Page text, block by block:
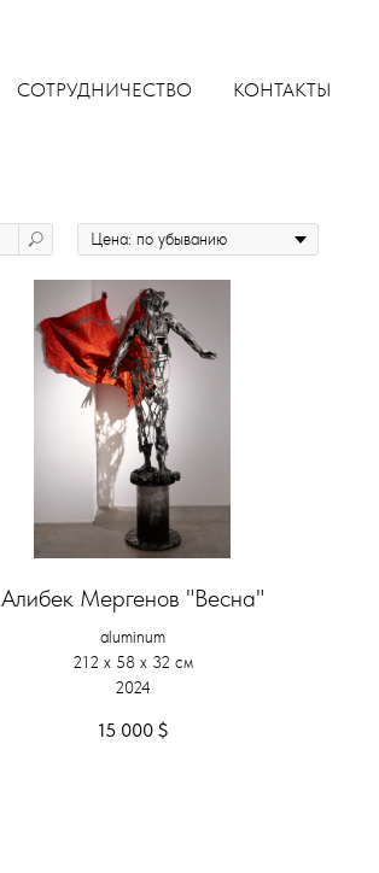
СОТРУДНИЧЕСТВО КОНТАКТЫ
Алибек Мергенов "Весна"
aluminum
212 х 58 х 32 см
2024
15 000 $